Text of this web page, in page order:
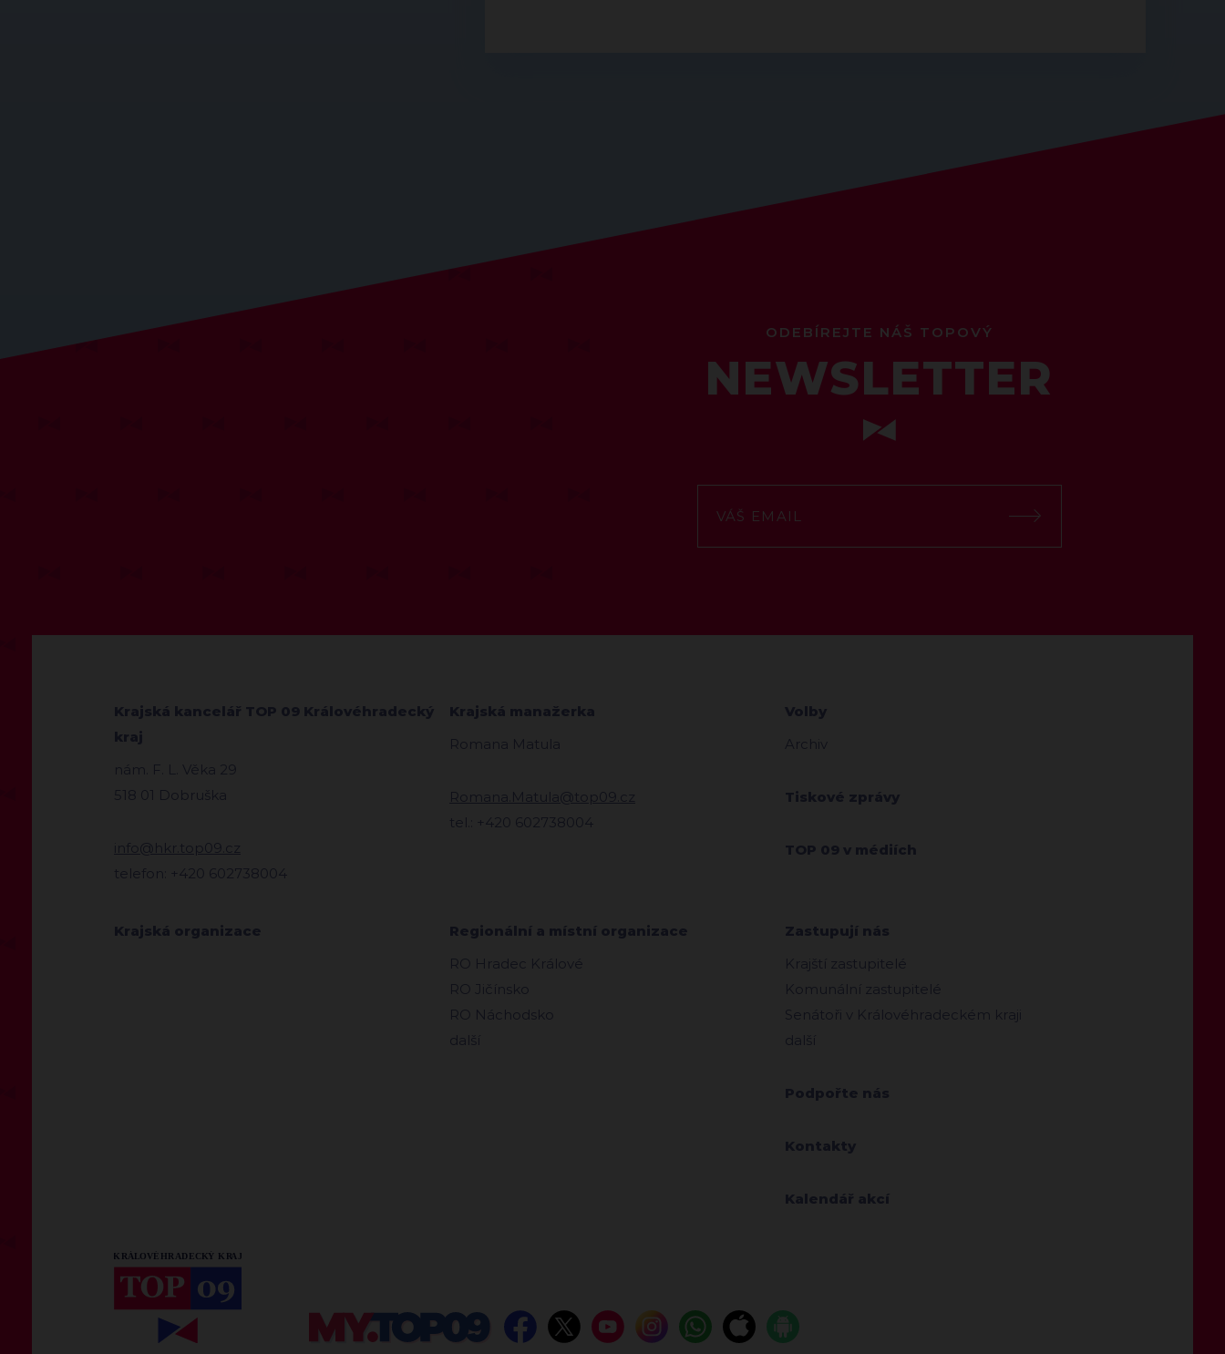
ODEBÍREJTE NÁŠ TOPOVÝ
NEWSLETTER
Krajská kancelář TOP 09 Královéhradecký
kraj
nám. F. L. Věka 29
518 01 Dobruška
info@hkr.top09.cz
telefon: +420 602738004
Krajská manažerka
Romana Matula
Romana.Matula@top09.cz
tel.: +420 602738004
Volby
Archiv
Tiskové zprávy
TOP 09 v médiích
Krajská organizace
Regionální a místní organizace
RO Hradec Králové
RO Jičínsko
RO Náchodsko
další
Zastupují nás
Krajští zastupitelé
Komunální zastupitelé
Senátoři v Královéhradeckém kraji
další
Podpořte nás
Kontakty
Kalendář akcí